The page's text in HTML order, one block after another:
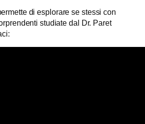
di esplorare se stessi con
studiate dal Dr. Paret